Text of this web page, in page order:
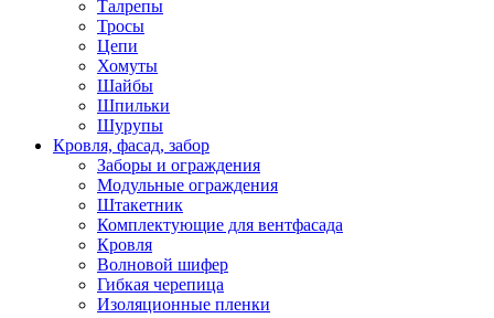
Талрепы
Тросы
Цепи
Хомуты
Шайбы
Шпильки
Шурупы
Кровля, фасад, забор
Заборы и ограждения
Модульные ограждения
Штакетник
Комплектующие для вентфасада
Кровля
Волновой шифер
Гибкая черепица
Изоляционные пленки